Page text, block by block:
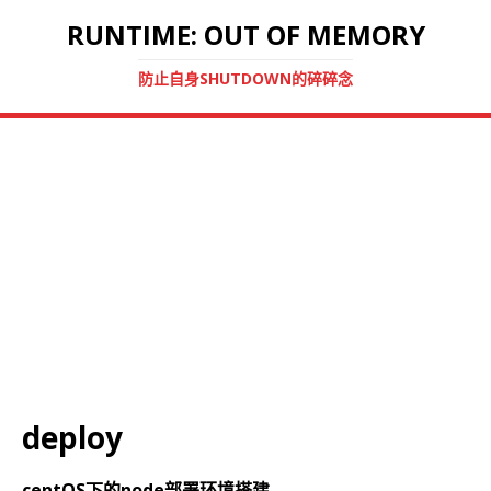
RUNTIME: OUT OF MEMORY
防止自身SHUTDOWN的碎碎念
deploy